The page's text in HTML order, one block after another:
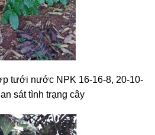
tưới nước NPK 16-16-8, 20-10-
sát tình trạng cây